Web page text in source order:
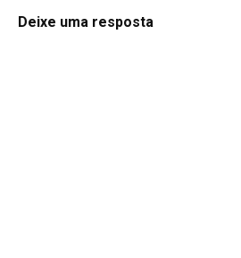
Deixe uma resposta